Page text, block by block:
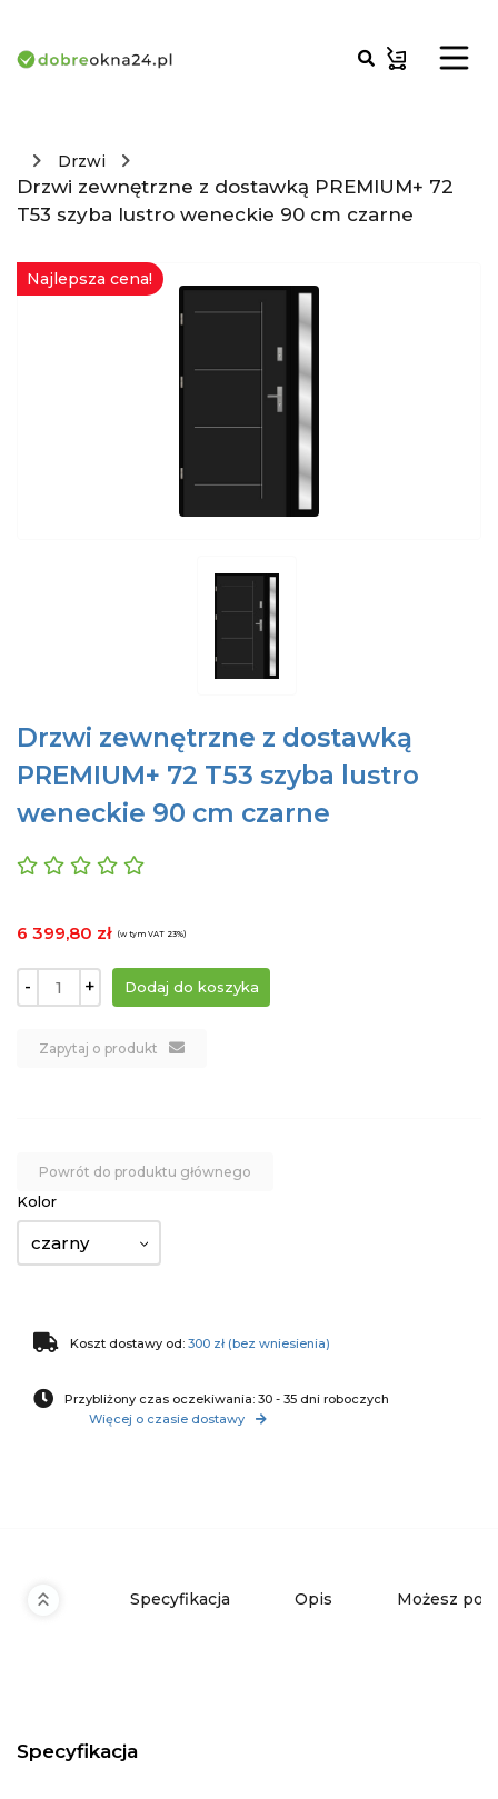
Drzwi
Drzwi zewnętrzne z dostawką PREMIUM+ 72
T53 szyba lustro weneckie 90 cm czarne
Najlepsza cena!
Drzwi zewnętrzne z dostawką
PREMIUM+ 72 T53 szyba lustro
weneckie 90 cm czarne
6 399,80 zł (w tym VAT 23%)
- +
Zapytaj o produkt
Powrót do produktu głównego
Kolor
czarny
Koszt dostawy od: 300 zł (bez wniesienia)
Przybliżony czas oczekiwania: 30 - 35 dni roboczych
Więcej o czasie dostawy
Specyfikacja Opis Możesz
Specyfikacja